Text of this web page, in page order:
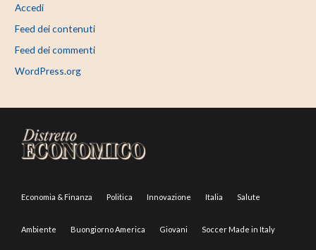
Accedi
Feed dei contenuti
Feed dei commenti
WordPress.org
Economia & Finanza Politica Innovazione Italia Salute
Ambiente Buongiorno America Giovani Soccer Made in Italy